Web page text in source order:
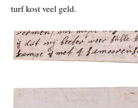
turf kost veel geld.